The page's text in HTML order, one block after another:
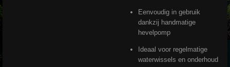
Eenvoudig in gebruik
dankzij handmatige
hevelpomp
Ideaal voor regelmatige
waterwissels en onderhoud